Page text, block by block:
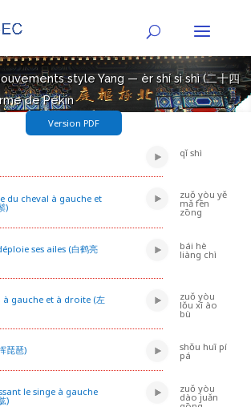
style Yang — èr shí sì shì (二十四
de Pékin
Version PDF
qǐ shì
du cheval à gauche et
)
zuǒ yòu yě
mǎ fēn
zōng
ses ailes (白鹤亮 bái hè
liàng chì
à gauche et à droite (左 zuǒ yòu
lǒu xī ào
bù
琵琶) shǒu huī pí
pá
le singe à gauche
)
zuǒ yòu
dào juǎn